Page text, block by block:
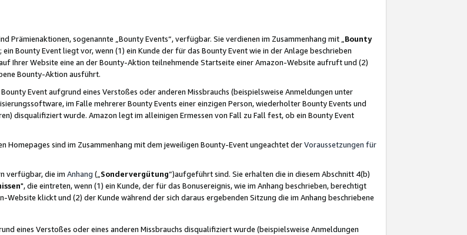
Prämienaktionen, sogenannte „Bounty Events“, verfügbar. Sie verdienen im Zusammenhang mit „ Bounty
Bounty Event liegt vor, wenn (1) ein Kunde der für das Bounty Event wie in der Anlage beschrieben
Ihrer Website eine an der Bounty-Aktion teilnehmende Startseite einer Amazon-Website aufruft und (2)
Bounty-Aktion ausführt.
Event aufgrund eines Verstoßes oder anderen Missbrauchs (beispielsweise Anmeldungen unter
im Falle mehrerer Bounty Events einer einzigen Person, wiederholter Bounty Events und
disqualifiziert wurde. Amazon legt im alleinigen Ermessen von Fall zu Fall fest, ob ein Bounty Event
sind im Zusammenhang mit dem jeweiligen Bounty-Event ungeachtet derVoraussetzungen für
verfügbar, die im Anhang („ Sondervergütung“)aufgeführt sind. Sie erhalten die in diesem Abschnitt 4(b)
", die eintreten, wenn (1) ein Kunde, der für das Bonusereignis, wie im Anhang beschrieben, berechtigt
klickt und (2) der Kunde während der sich daraus ergebenden Sitzung die im Anhang beschriebene
eines Verstoßes oder eines anderen Missbrauchs disqualifiziert wurde (beispielsweise Anmeldungen